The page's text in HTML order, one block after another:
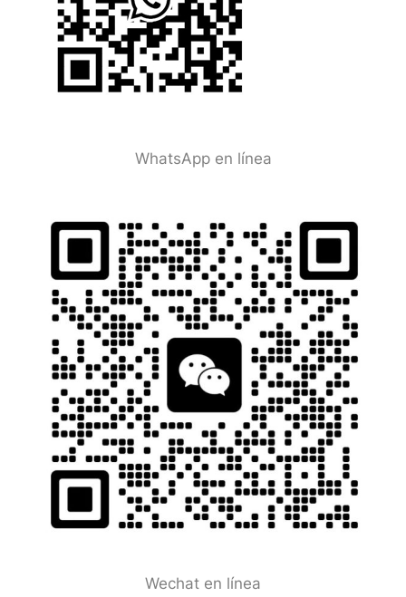
WhatsApp en línea
Wechat en línea